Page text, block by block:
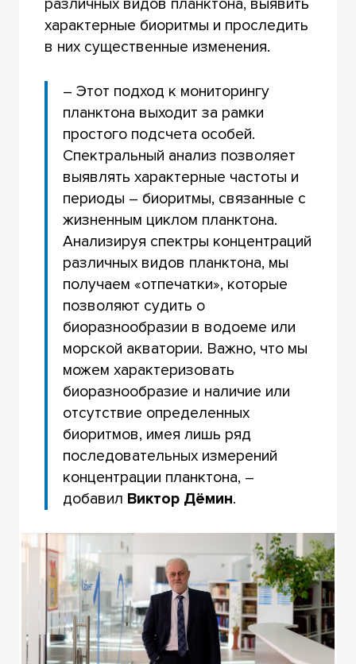
различных видов планктона, выявить
характерные биоритмы и проследить
в них существенные изменения.
– Этот подход к мониторингу
планктона выходит за рамки
простого подсчета особей.
Спектральный анализ позволяет
выявлять характерные частоты и
периоды – биоритмы, связанные с
жизненным циклом планктона.
Анализируя спектры концентраций
различных видов планктона, мы
получаем «отпечатки», которые
позволяют судить о
биоразнообразии в водоеме или
морской акватории. Важно, что мы
можем характеризовать
биоразнообразие и наличие или
отсутствие определенных
биоритмов, имея лишь ряд
последовательных измерений
концентрации планктона, –
добавил Виктор Дёмин.